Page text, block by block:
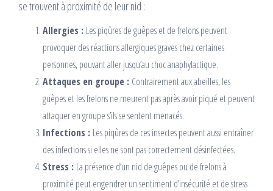
se trouvent à proximité de leur nid :
Allergies : Les piqûres de guêpes et de frelons peuvent
provoquer des réactions allergiques graves chez certaines
personnes, pouvant aller jusqu’au choc anaphylactique.
Attaques en groupe : Contrairement aux abeilles, les
guêpes et les frelons ne meurent pas après avoir piqué et peuvent
attaquer en groupe s’ils se sentent menacés.
Infections : Les piqûres de ces insectes peuvent aussi entraîner
des infections si elles ne sont pas correctement désinfectées.
Stress : La présence d’un nid de guêpes ou de frelons à
proximité peut engendrer un sentiment d’insécurité et de stress